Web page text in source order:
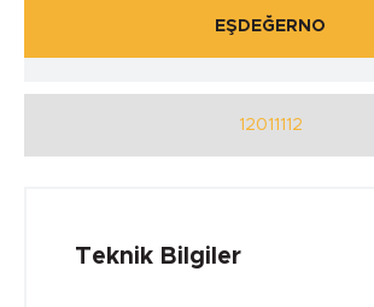
EŞDEĞERNO
12011112
Teknik Bilgiler